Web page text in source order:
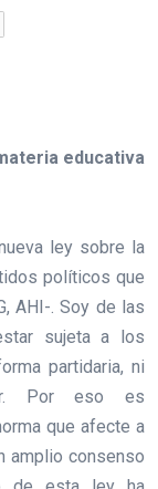
educativa
ley sobre la
políticos que
AHI-. Soy de las
sujeta a los
partidaria, ni
Por eso es
que afecte a
amplio consenso